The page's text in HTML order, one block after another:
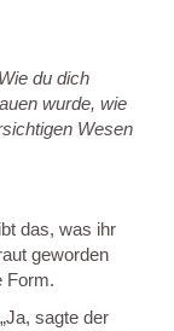
du dich
wurde, wie
Wesen
das, was ihr
geworden
Form.
sagte der